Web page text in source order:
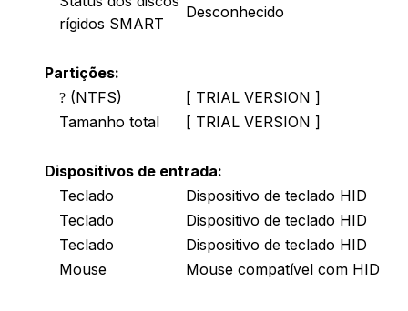
rígidos SMART
Desconhecido
Partições:
? (NTFS)
[ TRIAL VERSION ]
Tamanho total
[ TRIAL VERSION ]
Dispositivos de entrada:
Teclado
Dispositivo de teclado HID
Teclado
Dispositivo de teclado HID
Teclado
Dispositivo de teclado HID
Mouse
Mouse compatível com HID